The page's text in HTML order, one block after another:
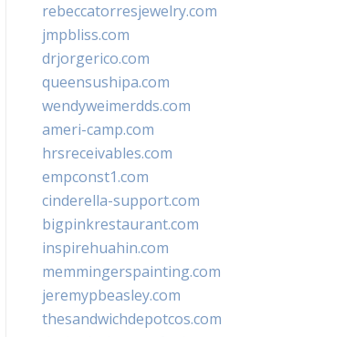
rebeccatorresjewelry.com
jmpbliss.com
drjorgerico.com
queensushipa.com
wendyweimerdds.com
ameri-camp.com
hrsreceivables.com
empconst1.com
cinderella-support.com
bigpinkrestaurant.com
inspirehuahin.com
memmingerspainting.com
jeremypbeasley.com
thesandwichdepotcos.com